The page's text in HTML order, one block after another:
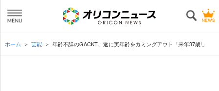
ホーム 芸能 年齢不詳のGACKT、遂に実年齢をカミングアウト「来年37歳!」